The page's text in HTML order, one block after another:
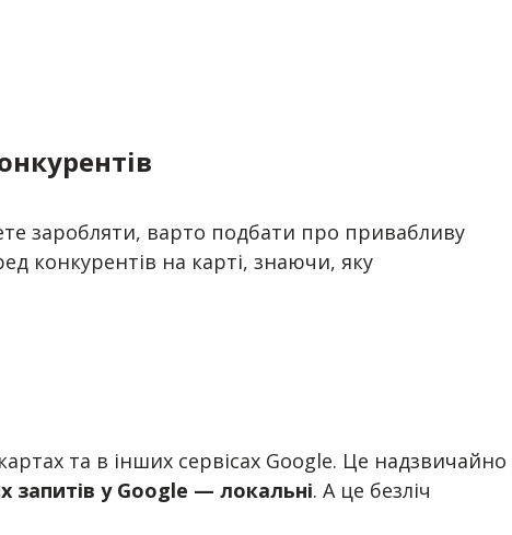
заробляти, варто подбати про привабливу
конкурентів на карті, знаючи, яку
та в інших сервісах Google. Це надзвичайно
запитів у Google — локальні. А це безліч